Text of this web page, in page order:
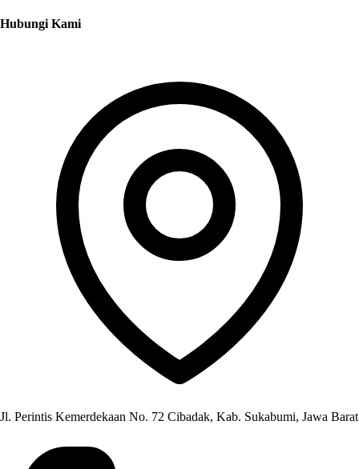
Hubungi Kami
Jl. Perintis Kemerdekaan No. 72 Cibadak, Kab. Sukabumi, Jawa Barat